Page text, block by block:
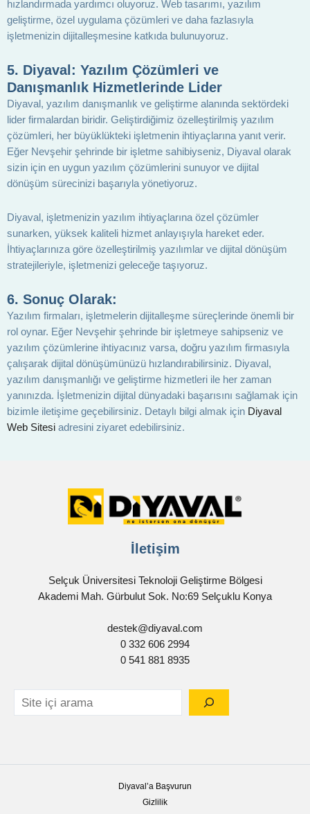
hızlandırmada yardımcı oluyoruz. Web tasarımı, yazılım
geliştirme, özel uygulama çözümleri ve daha fazlasıyla
işletmenizin dijitalleşmesine katkıda bulunuyoruz.
5. Diyaval: Yazılım Çözümleri ve
Danışmanlık Hizmetlerinde Lider
Diyaval, yazılım danışmanlık ve geliştirme alanında sektördeki
lider firmalardan biridir. Geliştirdiğimiz özelleştirilmiş yazılım
çözümleri, her büyüklükteki işletmenin ihtiyaçlarına yanıt verir.
Eğer Nevşehir şehrinde bir işletme sahibiyseniz, Diyaval olarak
sizin için en uygun yazılım çözümlerini sunuyor ve dijital
dönüşüm sürecinizi başarıyla yönetiyoruz.
Diyaval, işletmenizin yazılım ihtiyaçlarına özel çözümler
sunarken, yüksek kaliteli hizmet anlayışıyla hareket eder.
İhtiyaçlarınıza göre özelleştirilmiş yazılımlar ve dijital dönüşüm
stratejileriyle, işletmenizi geleceğe taşıyoruz.
6. Sonuç Olarak:
Yazılım firmaları, işletmelerin dijitalleşme süreçlerinde önemli bir
rol oynar. Eğer Nevşehir şehrinde bir işletmeye sahipseniz ve
yazılım çözümlerine ihtiyacınız varsa, doğru yazılım firmasıyla
çalışarak dijital dönüşümünüzü hızlandırabilirsiniz. Diyaval,
yazılım danışmanlığı ve geliştirme hizmetleri ile her zaman
yanınızda. İşletmenizin dijital dünyadaki başarısını sağlamak için
bizimle iletişime geçebilirsiniz. Detaylı bilgi almak için Diyaval
Web Sitesi adresini ziyaret edebilirsiniz.
İletişim
Selçuk Üniversitesi Teknoloji Geliştirme Bölgesi
Akademi Mah. Gürbulut Sok. No:69 Selçuklu Konya
destek@diyaval.com
0 332 606 2994
0 541 881 8935
Diyaval’a Başvurun
Gizlilik